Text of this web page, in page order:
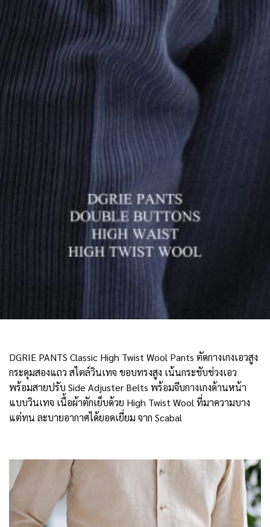
DGRIE PANTS Classic High Twist Wool Pants ตัดกางเกงเอวสูง
กระดุมสองแถว สไตล์วินเทจ ขอบทรงสูง เน้นกระชับช่วงเอว
พร้อมสายปรับ Side Adjuster Belts พร้อมจีบกางเกงด้านหน้า
แบบวินเทจ เนื้อผ้าตักเย็บด้วย High Twist Wool ที่มาความบาง
แต่ทน ละบายอากาศได้ยอดเยี่ยม จาก Scabal